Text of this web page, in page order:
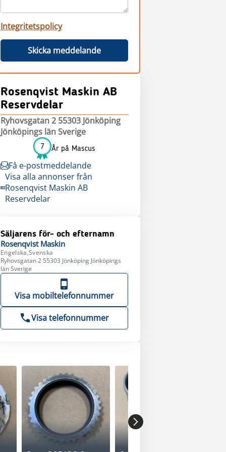
Integritetspolicy
Skicka meddelande
Rosenqvist Maskin AB
Reservdelar
Ryhovsgatan 2 55303 Jönköping
Jönköpings län Sverige
7 År på Mascus
Få e-postmeddelande
Visa alla annonser från
Rosenqvist Maskin AB
Reservdelar
Säljarens för- och efternamn
Rosenqvist Maskin
Engelska,Svenska
Ryhovsgatan 2 55303 Jönköping Jönköpings
län Sverige
Visa mobiltelefonnummer
Visa telefonnummer